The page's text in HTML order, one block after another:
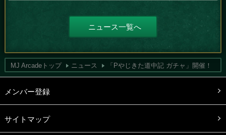
ニュース一覧へ
MJ Arcadeトップ ニュース 「Pやじきた道中記 ガチャ」開催！
メンバー登録
サイトマップ